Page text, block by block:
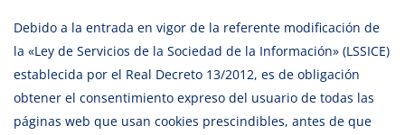
navegación
Debido a la entrada en vigor de la referente modificación de
la «Ley de Servicios de la Sociedad de la Información» (LSSICE)
establecida por el Real Decreto 13/2012, es de obligación
obtener el consentimiento expreso del usuario de todas las
páginas web que usan cookies prescindibles, antes de que